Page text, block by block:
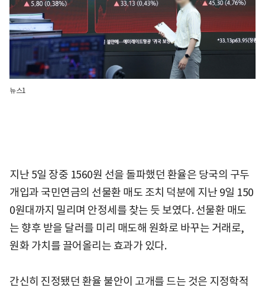
뉴스1
지난 5일 장중 1560원 선을 돌파했던 환율은 당국의 구두
개입과 국민연금의 선물환 매도 조치 덕분에 지난 9일 150
0원대까지 밀리며 안정세를 찾는 듯 보였다. 선물환 매도
는 향후 받을 달러를 미리 매도해 원화로 바꾸는 거래로,
원화 가치를 끌어올리는 효과가 있다.
간신히 진정됐던 환율 불안이 고개를 드는 것은 지정학적